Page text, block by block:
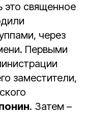
священное
через
Первыми
заместители,
. Затем –